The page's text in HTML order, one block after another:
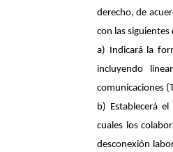
derecho, de
con las siguientes
a) Indicará la
incluyendo
comunicaciones
b) Establecerá
cuales los
desconexión